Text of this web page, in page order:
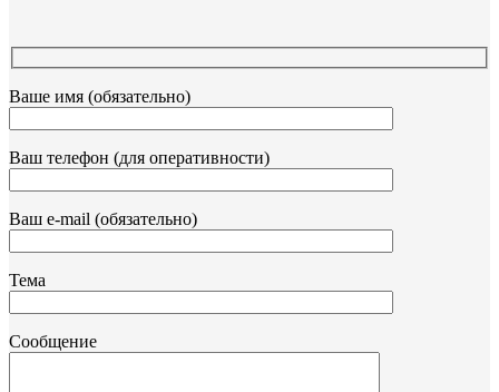
Ваше имя (обязательно)
Ваш телефон (для оперативности)
Ваш e-mail (обязательно)
Тема
Сообщение